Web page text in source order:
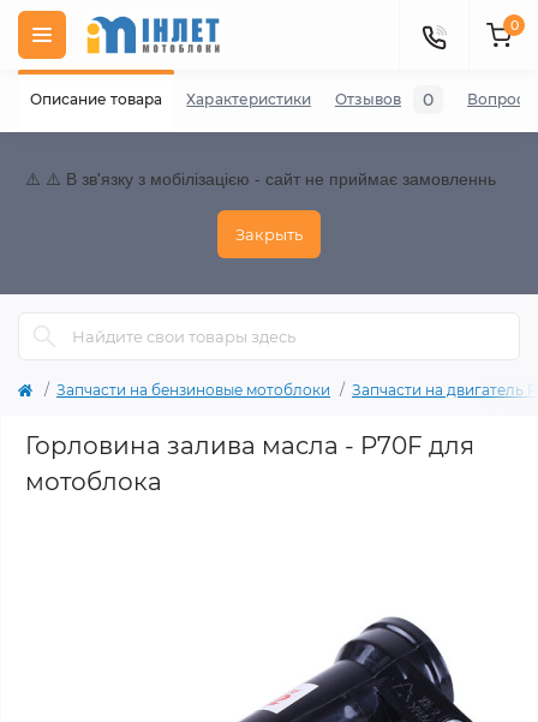
⚠️ ⚠️ В зв'язку з мобілізацією - сайт не приймає замовленнь
Закрыть
0
Запчасти на бензиновые мотоблоки Запчасти на двигатель
Горловина залива масла - P70F для
мотоблока
Описание товара Характеристики Отзывов 0 Вопросы